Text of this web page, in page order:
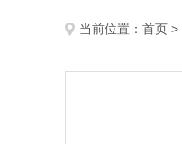
当前位置： 首页 >